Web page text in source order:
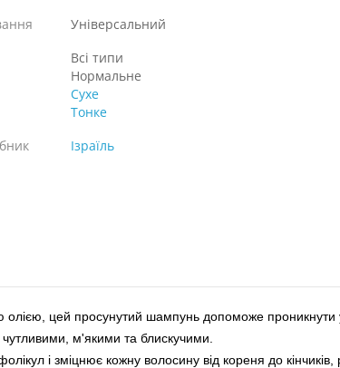
Універсальний
Всі типи
Нормальне
Сухе
Тонке
Ізраїль
олією, цей просунутий шампунь допоможе проникнути
м'якими та блискучими.
і зміцнює кожну волосину від кореня до